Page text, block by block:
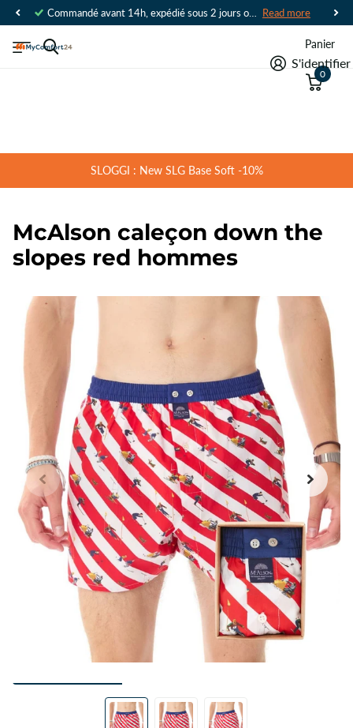
Read more
S'identifier
Panier
0
SLOGGI : New SLG Base Soft -10%
McAlson caleçon down the
slopes red hommes